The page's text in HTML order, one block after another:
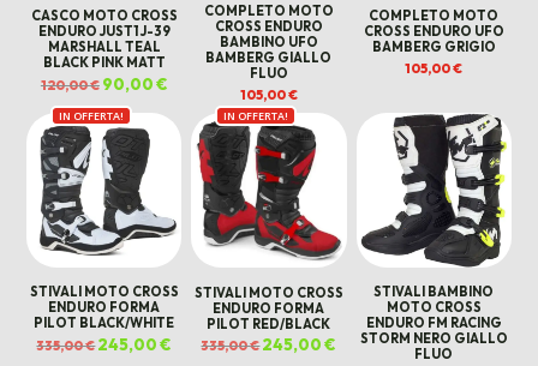
CASCO MOTO CROSS
ENDURO JUST1 J-39
MARSHALL TEAL
BLACK PINK MATT
120,00€ Il
prezzo
originale
era:
120,00 €.
90,00€Il
prezzo
attuale
è:
90,00 €.
COMPLETO MOTO
CROSS ENDURO
BAMBINO UFO
BAMBERG GIALLO
FLUO
105,00€
COMPLETO MOTO
CROSS ENDURO UFO
BAMBERG GRIGIO
105,00€
IN OFFERTA!
STIVALI MOTO CROSS
ENDURO FORMA
PILOT BLACK/WHITE
335,00€Il
prezzo
245,00€
prezzo
IN OFFERTA!
STIVALI MOTO CROSS
ENDURO FORMA
PILOT RED/BLACK
335,00€Il
prezzo
245,00€
STIVALI BAMBINO
MOTO CROSS
ENDURO FM RACING
STORM NERO GIALLO
FLUO